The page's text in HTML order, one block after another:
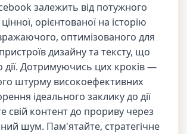
залежить від потужного
орієнтованої на історію
оптимізованого для
дизайну та тексту, що
дії. Дотримуючись цих кроків —
штурму високоефективних
ідеального заклику до дії
свій контент до прориву через
шум. Пам'ятайте, стратегічне